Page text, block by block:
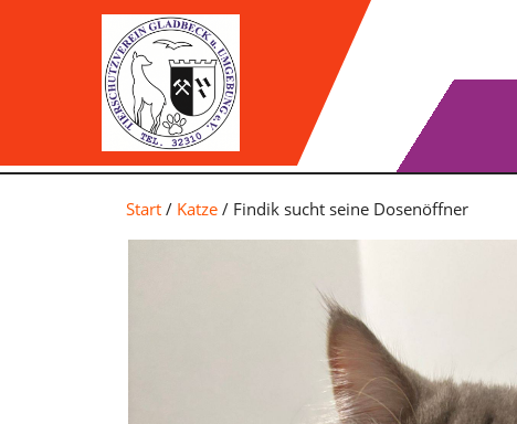
Start / Katze / Findik sucht seine Dosenöffner